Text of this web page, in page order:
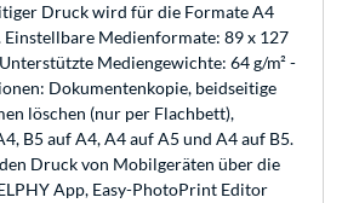
Druck wird für die Formate A4
Medienformate: 89 x 127
Mediengewichte: 64 g/m² -
Dokumentenkopie, beidseitige
löschen (nur per Flachbett),
B5 auf A4, A4 auf A5 und A4 auf B5.
Druck von Mobilgeräten über die
App, Easy-PhotoPrint Editor